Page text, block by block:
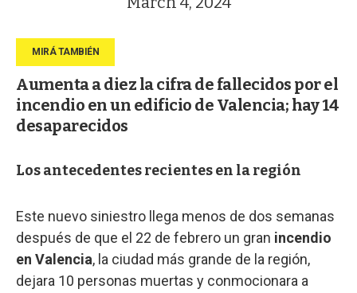
Aumenta a diez la cifra de fallecidos por el
incendio en un edificio de Valencia; hay 14
desaparecidos
Los antecedentes recientes en la región
Este nuevo siniestro llega menos de dos semanas
después de que el 22 de febrero un gran incendio
en Valencia, la ciudad más grande de la región,
dejara 10 personas muertas y conmocionara a